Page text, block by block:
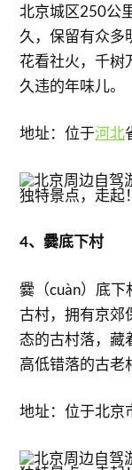
北京城区250公
久，保留有众多
花看社火，千树
久违的年味儿。
地址：位于河北
4、爨底下村
爨（cuàn）底
古村，拥有京郊
态的古村落，藏
高低错落的古老
地址：位于北京